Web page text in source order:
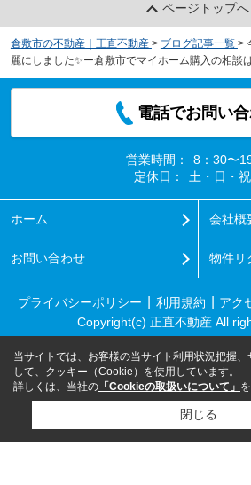
ページトップへ
倉敷市の不動産｜正直不動産 > ブログ記事一覧 >
麗にしました✨ー倉敷市でマイホーム購入の相談
電話でお問い
営業時間：
8：30〜
定休日：
土・日・
ホーム 会社概
お問い合わせ 物件リ
プライバシーポリシー 利用規約 アク
Copyright(c) 正直不動産 All
当サイトでは、お客様の当サイト利用状況把握、
して、クッキー（Cookie）を使用しています。
詳しくは、当社の 「Cookieの取扱いについて」
閉じる